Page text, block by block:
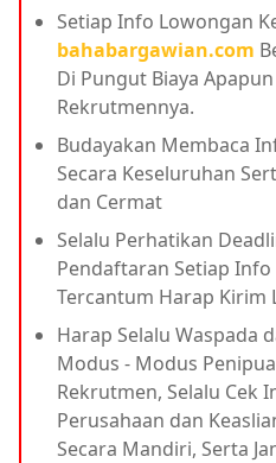
Setiap Info Lowongan
bahabargawian.com
Di Pungut Biaya
Rekrutmennya.
Budayakan Membaca
Secara Keseluruhan
dan Cermat
Selalu Perhatikan
Pendaftaran Setiap Info
Tercantum Harap Kirim
Harap Selalu Waspada
Modus - Modus
Rekrutmen, Selalu Cek
Perusahaan dan
Secara Mandiri, Serta